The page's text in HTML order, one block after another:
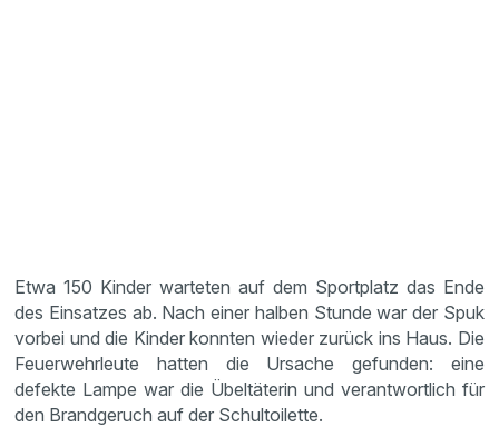
Etwa 150 Kinder warteten auf dem Sportplatz das Ende
des Einsatzes ab. Nach einer halben Stunde war der Spuk
vorbei und die Kinder konnten wieder zurück ins Haus. Die
Feuerwehrleute hatten die Ursache gefunden: eine
defekte Lampe war die Übeltäterin und verantwortlich für
den Brandgeruch auf der Schultoilette.